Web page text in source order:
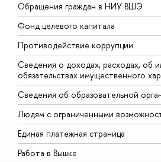
Обращения граждан в НИУ ВШЭ
Фонд целевого капитала
Противодействие коррупции
Сведения о доходах, расходах, об
обязательствах имущественного
Сведения об образовательной
Людям с ограниченными
Единая платежная страница
Работа в Вышке